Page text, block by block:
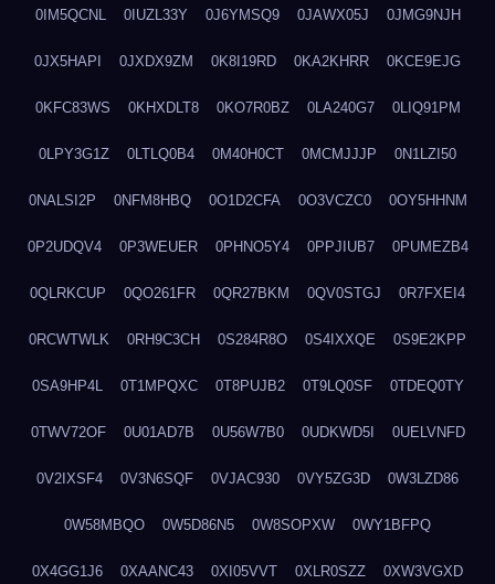
0IM5QCNL 0IUZL33Y 0J6YMSQ9 0JAWX05J 0JMG9NJH
0JX5HAPI 0JXDX9ZM 0K8I19RD 0KA2KHRR 0KCE9EJG
0KFC83WS 0KHXDLT8 0KO7R0BZ 0LA240G7 0LIQ91PM
0LPY3G1Z 0LTLQ0B4 0M40H0CT 0MCMJJJP 0N1LZI50
0NALSI2P 0NFM8HBQ 0O1D2CFA 0O3VCZC0 0OY5HHNM
0P2UDQV4 0P3WEUER 0PHNO5Y4 0PPJIUB7 0PUMEZB4
0QLRKCUP 0QO261FR 0QR27BKM 0QV0STGJ 0R7FXEI4
0RCWTWLK 0RH9C3CH 0S284R8O 0S4IXXQE 0S9E2KPP
0SA9HP4L 0T1MPQXC 0T8PUJB2 0T9LQ0SF 0TDEQ0TY
0TWV72OF 0U01AD7B 0U56W7B0 0UDKWD5I 0UELVNFD
0V2IXSF4 0V3N6SQF 0VJAC930 0VY5ZG3D 0W3LZD86
0W58MBQO 0W5D86N5 0W8SOPXW 0WY1BFPQ
0X4GG1J6 0XAANC43 0XI05VVT 0XLR0SZZ 0XW3VGXD